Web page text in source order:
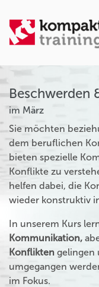
Beschwerden
im März
Sie möchten
dem beruflichen
bieten spezielle
Konflikte zu
helfen dabei, die
wieder konstruktiv
In unserem Kurs
Kommunikation,
Konflikten gelingen
umgegangen
im Fokus.